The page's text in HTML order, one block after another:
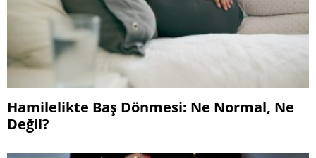
Hamilelikte Baş Dönmesi: Ne Normal, Ne
Değil?